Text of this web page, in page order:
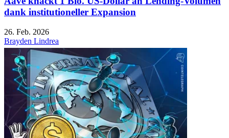
dank institutioneller Expansion
26. Feb. 2026
Brayden Lindrea